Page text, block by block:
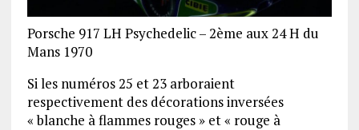
Porsche 917 LH Psychedelic – 2ème aux 24 H du
Mans 1970
Si les numéros 25 et 23 arboraient
respectivement des décorations inversées
« blanche à flammes rouges » et « rouge à